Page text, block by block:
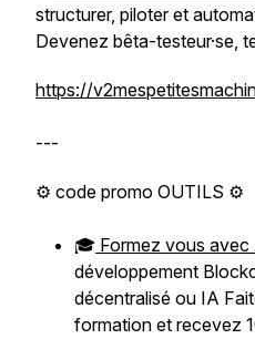
structurer, piloter et
Devenez bêta-testeur·se,
https://
---
⚙️ code promo OUTILS ⚙️
🎓 Formez vous avec
développement
décentralisé ou IA
formation et recevez